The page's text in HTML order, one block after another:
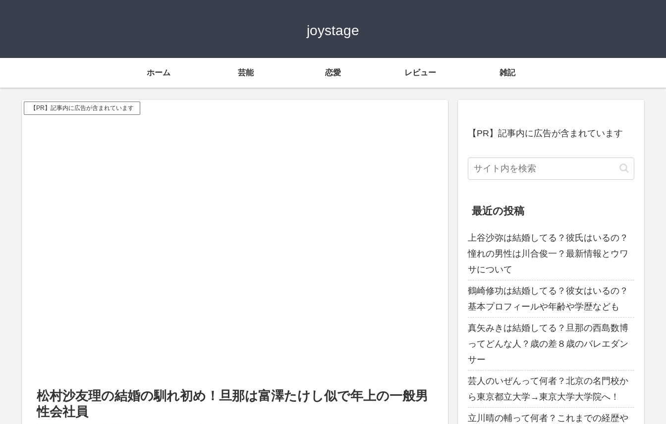
joystage
ホーム 芸能 恋愛 レビュー 雑記
【PR】記事内に広告が含まれています
松村沙友理の結婚の馴れ初め！旦那は富澤たけし似で年上の一般男
性会社員
【PR】記事内に広告が含まれています
最近の投稿
上谷沙弥は結婚してる？彼氏はいるの？
憧れの男性は川合俊一？最新情報とウワ
サについて
鶴崎修功は結婚してる？彼女はいるの？
基本プロフィールや年齢や学歴なども
真矢みきは結婚してる？旦那の西島数博
ってどんな人？歳の差８歳のバレエダン
サー
芸人のいぜんって何者？北京の名門校か
ら東京都立大学→東京大学大学院へ！
立川晴の輔って何者？これまでの経歴や